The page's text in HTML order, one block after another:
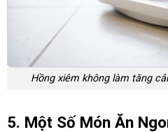
Hồng xiêm không làm tăng
5. Một Số Món Ăn